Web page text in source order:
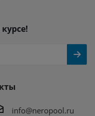
info@neropool.ru